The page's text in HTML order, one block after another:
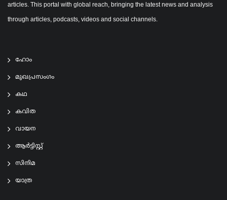
articles. This portal with global reach, bringing the latest news and analysis
through articles, podcasts, videos and social channels.
ഹോം
മുഖപ്രസംഗം
കഥ
കവിത
വായന
ആര്‍ട്ടിസ്റ്റ്
സിനിമ
യാത്ര